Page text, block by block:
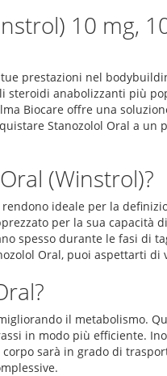
10 mg,
prestazioni nel
steroidi anabolizzanti più
Biocare offre una
Stanozolol Oral a un
(Winstrol)?
ideale per la
per la sua capacità
spesso durante le fasi di
Oral, puoi aspettarti
il metabolismo.
in modo più efficiente.
sarà in grado di